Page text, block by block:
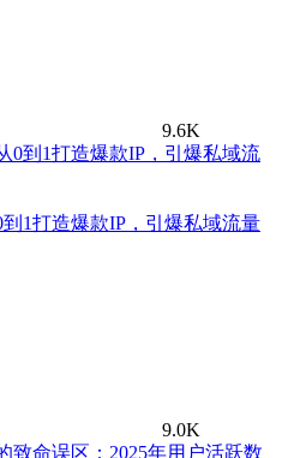
9.6K
1打造爆款IP，引爆私域流量
9.0K